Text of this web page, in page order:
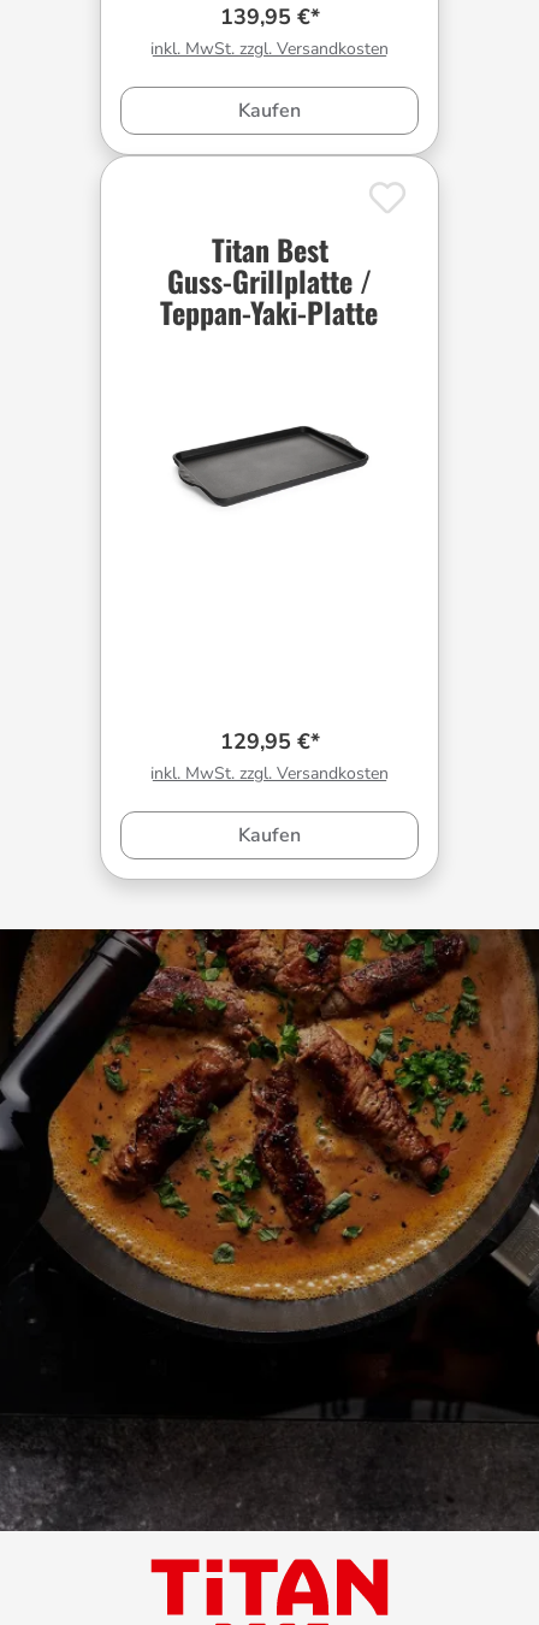
139,95 €*
inkl. MwSt. zzgl. Versandkosten
Kaufen
Titan Best
Guss-Grillplatte /
Teppan-Yaki-Platte
129,95 €*
inkl. MwSt. zzgl. Versandkosten
Kaufen